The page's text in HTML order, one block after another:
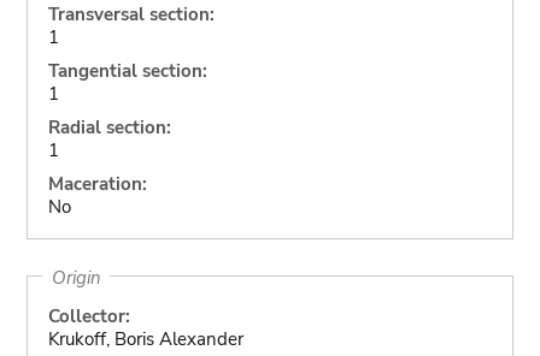
Transversal section:
1
Tangential section:
1
Radial section:
1
Maceration:
No
Origin
Collector:
Krukoff, Boris Alexander